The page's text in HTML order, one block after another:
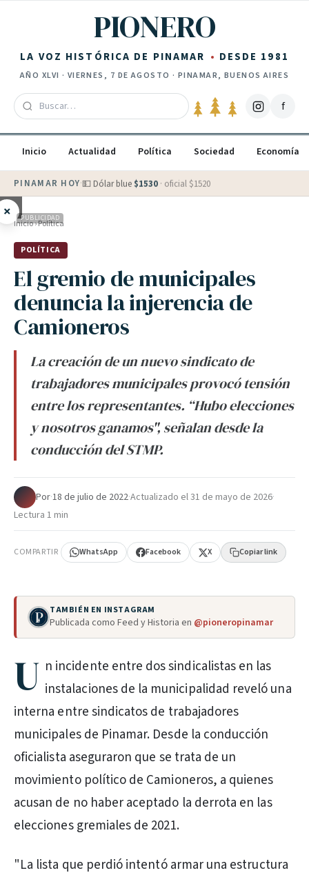
PIONERO
LA VOZ HISTÓRICA DE PINAMAR DESDE 1981
AÑO XLVI · VIERNES, 7 DE AGOSTO · PINAMAR, BUENOS AIRES
f
Inicio Actualidad Política Sociedad Economía
PINAMAR HOY·💵 Dólar blue $1530 · oficial $1520
× PUBLICIDAD
Inicio›Política
POLÍTICA
El gremio de municipales
denuncia la injerencia de
Camioneros
La creación de un nuevo sindicato de
trabajadores municipales provocó tensión
entre los representantes. “Hubo elecciones
y nosotros ganamos", señalan desde la
conducción del STMP.
Por·18 de julio de 2022·Actualizado el31 de mayo de 2026·
Lectura 1 min
COMPARTIR WhatsApp Facebook X Copiar link
TAMBIÉN EN INSTAGRAM
Publicada como Feed y Historia en @pioneropinamar
U n incidente entre dos sindicalistas en las
instalaciones de la municipalidad reveló una
interna entre sindicatos de trabajadores
municipales de Pinamar. Desde la conducción
oficialista aseguraron que se trata de un
movimiento político de Camioneros, a quienes
acusan de no haber aceptado la derrota en las
elecciones gremiales de 2021.
"La lista que perdió intentó armar una estructura